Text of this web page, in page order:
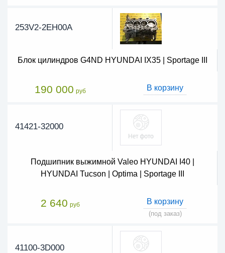
253V2-2EH00A
Блок цилиндров G4ND HYUNDAI IX35 | Sportage III
190 000 руб В корзину
41421-32000
Подшипник выжимной Valeo HYUNDAI I40 |
HYUNDAI Tucson | Optima | Sportage III
2 640 руб В корзину
(под заказ)
41100-3D000